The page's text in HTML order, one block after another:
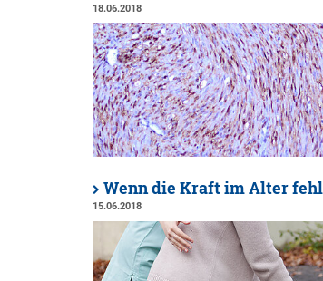
18.06.2018
Wenn die Kraft im Alter
15.06.2018